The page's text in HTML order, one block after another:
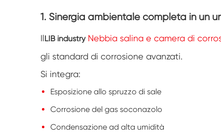
1. Sinergia ambientale completa in un
IlLIB industry Nebbia salina e camera di
gli standard di corrosione avanzati.
Si integra:
Esposizione allo spruzzo di sale
Corrosione del gas soconazolo
Condensazione ad alta umidità